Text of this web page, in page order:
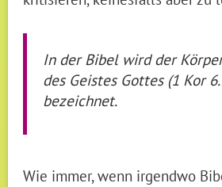
In der Bibel wird der
des Geistes Gottes (1 Kor
bezeichnet.
Wie immer, wenn irgendwo